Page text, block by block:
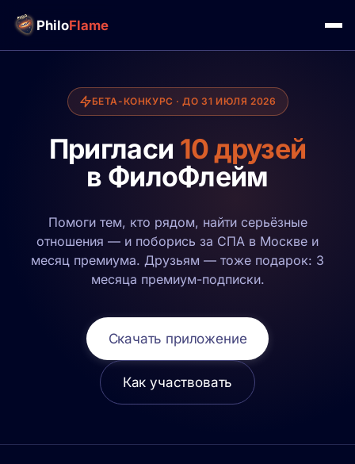
PhiloFlame
БЕТА-КОНКУРС · ДО 31 ИЮЛЯ 2026
Пригласи 10 друзей
в ФилоФлейм
Помоги тем, кто рядом, найти серьёзные
отношения — и поборись за СПА в Москве и
месяц премиума. Друзьям — тоже подарок: 3
месяца премиум-подписки.
Скачать приложение
Как участвовать